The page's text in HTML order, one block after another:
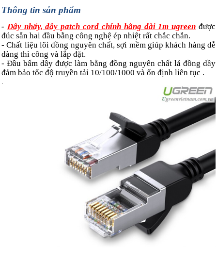
Thông tin sản phẩm
- Dây nhẩy, dây patch cord chính hãng dài 1m ugreen được
đúc sẵn hai đầu bằng công nghệ ép nhiệt rất chắc chắn.
- Chất liệu lõi đồng nguyên chất, sợi mềm giúp khách hàng dễ
dàng thi công và lắp đặt.
- Đầu bấm dây được làm bằng đồng nguyên chất lá đồng dầy
đảm bảo tốc độ truyền tải 10/100/1000 và ổn định liên tục .